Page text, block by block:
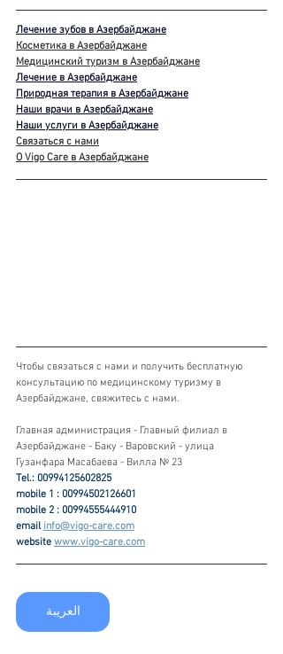
Лечение зубов в Азербайджане
Косметика в Азербайджане
Медицинский туризм в Азербайджане
Лечение в Азербайджане
Природная терапия в Азербайджане
Наши врачи в Азербайджане
Наши услуги в Азербайджане
Связаться с нами
О Vigo Care в Азербайджане
Чтобы связаться с нами и получить бесплатную
консультацию по медицинскому туризму в
Азербайджане, свяжитесь с нами.
Главная администрация - Главный филиал в
Азербайджане - Баку - Варовский - улица
Гузанфара Масабаева - Вилла № 23
Tel.: 00994125602825
mobile 1 : 00994502126601
mobile 2 : 00994555444910
email info@vigo-care.com
website www.vigo-care.com
العريبة